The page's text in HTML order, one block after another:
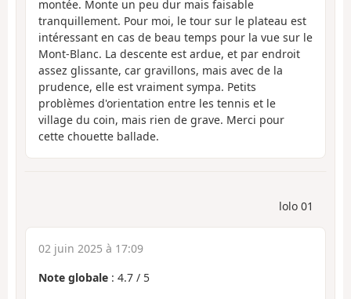
montée. Monte un peu dur mais faisable
tranquillement. Pour moi, le tour sur le plateau est
intéressant en cas de beau temps pour la vue sur le
Mont-Blanc. La descente est ardue, et par endroit
assez glissante, car gravillons, mais avec de la
prudence, elle est vraiment sympa. Petits
problèmes d'orientation entre les tennis et le
village du coin, mais rien de grave. Merci pour
cette chouette ballade.
lolo 01
02 juin 2025 à 17:09
Note globale : 4.7 / 5